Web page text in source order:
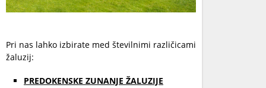
Pri nas lahko izbirate med številnimi različicami
žaluzij:
PREDOKENSKE ZUNANJE ŽALUZIJE